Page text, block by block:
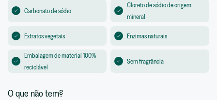
Carbonato de sódio
Cloreto de sódio de origem
mineral
Extratos vegetais Enzimas naturais
Embalagem de material 100%
reciclável
Sem fragrância
O que não tem?